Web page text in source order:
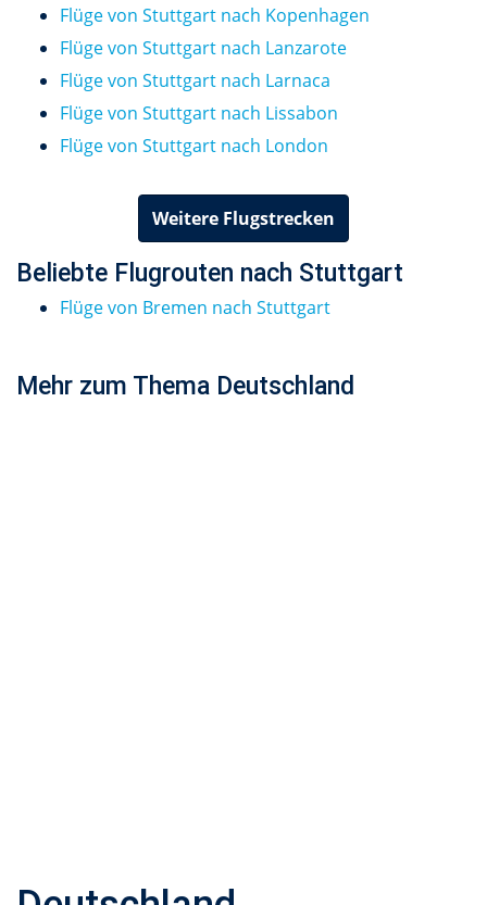
Flüge von Stuttgart nach Kopenhagen
Flüge von Stuttgart nach Lanzarote
Flüge von Stuttgart nach Larnaca
Flüge von Stuttgart nach Lissabon
Flüge von Stuttgart nach London
Weitere Flugstrecken
Beliebte Flugrouten nach Stuttgart
Flüge von Bremen nach Stuttgart
Mehr zum Thema Deutschland